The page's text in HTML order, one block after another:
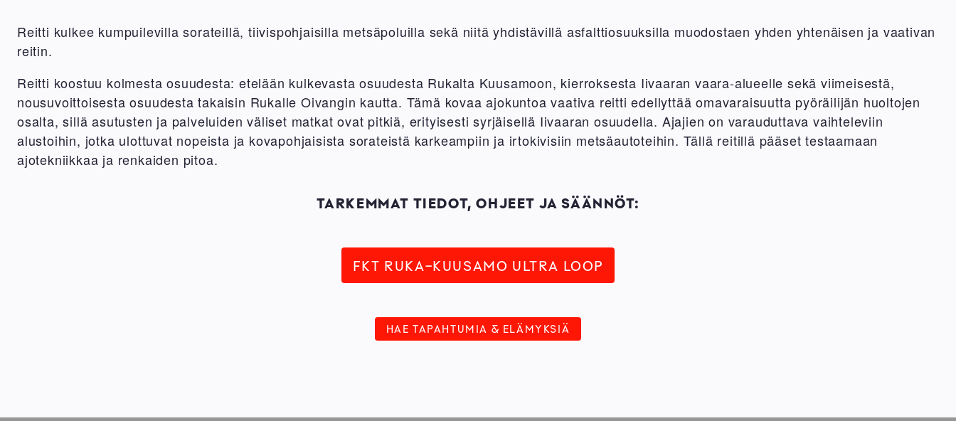
Reitti kulkee kumpuilevilla sorateillä, tiivispohjaisilla metsäpoluilla sekä niitä yhdistävillä asfalttiosuuksilla muodostaen yhden yhtenäisen ja vaativan
reitin.
Reitti koostuu kolmesta osuudesta: etelään kulkevasta osuudesta Rukalta Kuusamoon, kierroksesta Iivaaran vaara-alueelle sekä viimeisestä,
nousuvoittoisesta osuudesta takaisin Rukalle Oivangin kautta. Tämä kovaa ajokuntoa vaativa reitti edellyttää omavaraisuutta pyöräilijän huoltojen
osalta, sillä asutusten ja palveluiden väliset matkat ovat pitkiä, erityisesti syrjäisellä Iivaaran osuudella. Ajajien on varauduttava vaihteleviin
alustoihin, jotka ulottuvat nopeista ja kovapohjaisista sorateistä karkeampiin ja irtokivisiin metsäautoteihin. Tällä reitillä pääset testaamaan
ajotekniikkaa ja renkaiden pitoa.
TARKEMMAT TIEDOT, OHJEET JA SÄÄNNÖT:
FKT RUKA-KUUSAMO ULTRA LOOP
HAE TAPAHTUMIA & ELÄMYKSIÄ